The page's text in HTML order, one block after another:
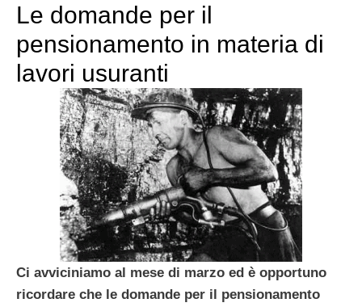
Le domande per il
pensionamento in materia di
lavori usuranti
Ci avviciniamo al mese di marzo ed è opportuno
ricordare che le domande per il pensionamento